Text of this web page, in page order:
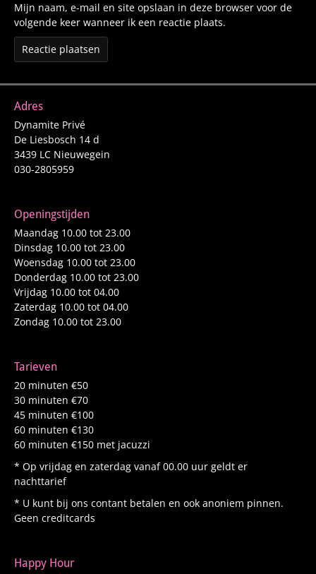
Mijn naam, e-mail en site opslaan in deze browser voor de
volgende keer wanneer ik een reactie plaats.
Adres
Dynamite Privé
De Liesbosch 14 d
3439 LC Nieuwegein
030-2805959
Openingstijden
Maandag 10.00 tot 23.00
Dinsdag 10.00 tot 23.00
Woensdag 10.00 tot 23.00
Donderdag 10.00 tot 23.00
Vrijdag 10.00 tot 04.00
Zaterdag 10.00 tot 04.00
Zondag 10.00 tot 23.00
Tarieven
20 minuten €50
30 minuten €70
45 minuten €100
60 minuten €130
60 minuten €150 met jacuzzi
* Op vrijdag en zaterdag vanaf 00.00 uur geldt er
nachttarief
* U kunt bij ons contant betalen en ook anoniem pinnen.
Geen creditcards
Happy Hour